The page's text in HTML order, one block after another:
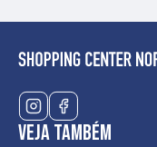
Veja também